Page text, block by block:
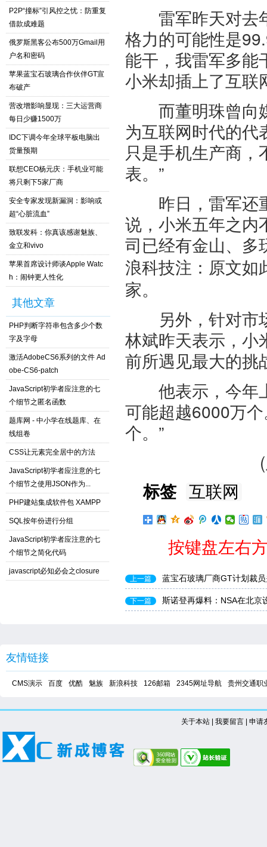
P2P“撞标”引风控之忧：防重复
借款成难题
俄罗斯黑客公布500万Gmail用
户名和密码
苹果蓝宝石玻璃合作伙伴GT宣
布破产
营改增影响显现：三大运营商
每日少赚1500万
IDC下调今年全球平板电脑出
货量预期
联想CEO杨元庆：手机业可能
将只剩下5家厂商
安全专家发现新漏洞：影响或
超“心脏流血”
致联发科：你真该感谢魅族、
金立和vivo
苹果首席设计师谈Apple Watc
h：闹钟更人性化
其他文章
PHP判断字符串包含多少个数
字及字母
激活AdobeCS6系列的文件 Ad
obe-CS6-patch
JavaScript初学者应注意的七
个细节之匿名函数
题库网 - 中小学在线题库、在
线组卷
CSS让元素完全居中的方法
JavaScript初学者应注意的七
个细节之使用JSON作为...
PHP建站集成软件包 XAMPP
SQL按年份进行分组
JavaScript初学者应注意的七
个细节之简化代码
javascript必知必会之closure
雷军昨天对去年
格力的可能性是
能干，我雷军多能
小米却插上了互联
而董明珠曾向媒
为互联网时代的
只是手机生产商
表。”
昨日，雷军还重
说，小米五年之内
司已经有金山、多
浪科技注：原文如
家。
另外，针对市场
林斌昨天表示，小
前所遇见最大的挑
他表示，今年
可能超越6000万
个。”
标签 互联网
按键盘左右
上一篇 蓝宝石玻璃厂商GT计划裁
下一篇 斯诺登再爆料：NSA在北京
友情链接
CMS演示 百度 优酷 魅族 新浪科技 126邮箱 2345网址导航 贵州交通职
关于本站| 我要留言| 申请